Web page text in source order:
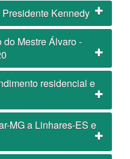
Kennedy
do Mestre Álvaro -
residencial e
MG a Linhares-ES e